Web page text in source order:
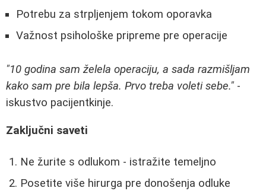
Potrebu za strpljenjem tokom oporavka
Važnost psihološke pripreme pre operacije
"10 godina sam želela operaciju, a sada razmišljam
kako sam pre bila lepša. Prvo treba voleti sebe." -
iskustvo pacijentkinje.
Zaključni saveti
Ne žurite s odlukom - istražite temeljno
Posetite više hirurga pre donošenja odluke